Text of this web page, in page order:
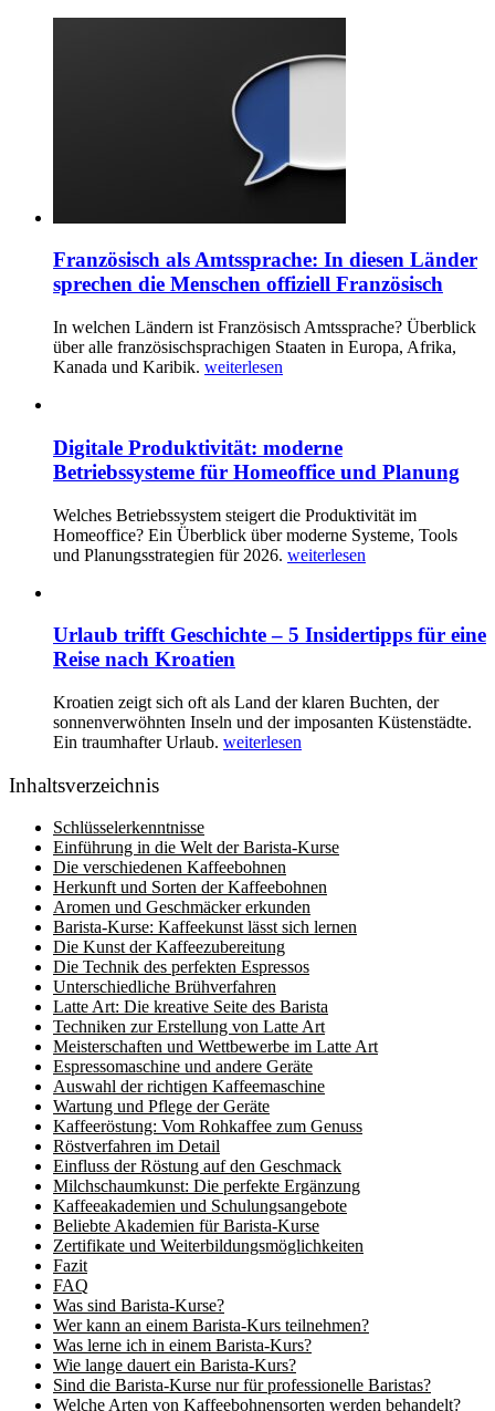
Französisch als Amtssprache: In diesen Länder
sprechen die Menschen offiziell Französisch
In welchen Ländern ist Französisch Amtssprache? Überblick
über alle französischsprachigen Staaten in Europa, Afrika,
Kanada und Karibik. weiterlesen
Digitale Produktivität: moderne
Betriebssysteme für Homeoffice und Planung
Welches Betriebssystem steigert die Produktivität im
Homeoffice? Ein Überblick über moderne Systeme, Tools
und Planungsstrategien für 2026. weiterlesen
Urlaub trifft Geschichte – 5 Insidertipps für eine
Reise nach Kroatien
Kroatien zeigt sich oft als Land der klaren Buchten, der
sonnenverwöhnten Inseln und der imposanten Küstenstädte.
Ein traumhafter Urlaub. weiterlesen
Inhaltsverzeichnis
Schlüsselerkenntnisse
Einführung in die Welt der Barista-Kurse
Die verschiedenen Kaffeebohnen
Herkunft und Sorten der Kaffeebohnen
Aromen und Geschmäcker erkunden
Barista-Kurse: Kaffeekunst lässt sich lernen
Die Kunst der Kaffeezubereitung
Die Technik des perfekten Espressos
Unterschiedliche Brühverfahren
Latte Art: Die kreative Seite des Barista
Techniken zur Erstellung von Latte Art
Meisterschaften und Wettbewerbe im Latte Art
Espressomaschine und andere Geräte
Auswahl der richtigen Kaffeemaschine
Wartung und Pflege der Geräte
Kaffeeröstung: Vom Rohkaffee zum Genuss
Röstverfahren im Detail
Einfluss der Röstung auf den Geschmack
Milchschaumkunst: Die perfekte Ergänzung
Kaffeeakademien und Schulungsangebote
Beliebte Akademien für Barista-Kurse
Zertifikate und Weiterbildungsmöglichkeiten
Fazit
FAQ
Was sind Barista-Kurse?
Wer kann an einem Barista-Kurs teilnehmen?
Was lerne ich in einem Barista-Kurs?
Wie lange dauert ein Barista-Kurs?
Sind die Barista-Kurse nur für professionelle Baristas?
Welche Arten von Kaffeebohnensorten werden behandelt?